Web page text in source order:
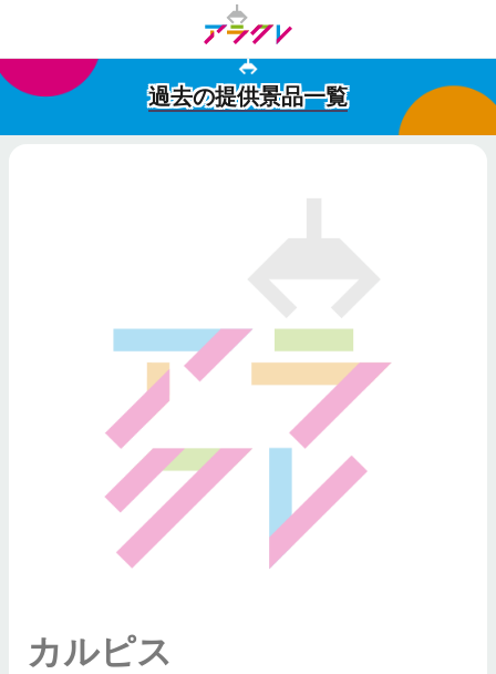
過去の提供景品一覧
カルピス